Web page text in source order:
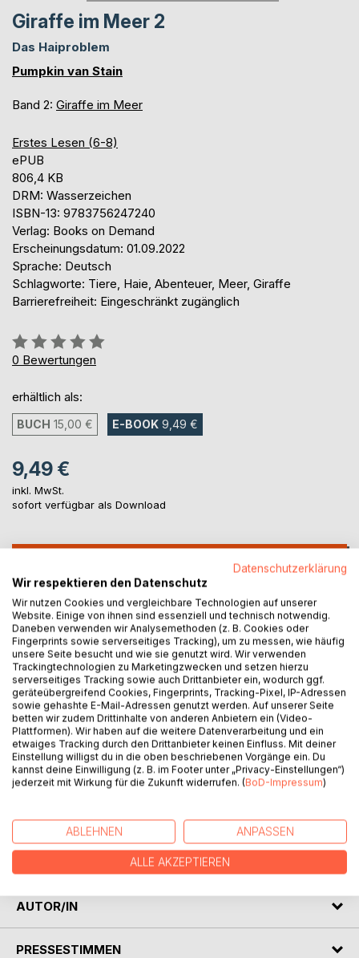
Giraffe im Meer 2
Das Haiproblem
Pumpkin van Stain
Band 2: Giraffe im Meer
Erstes Lesen (6-8)
ePUB
806,4 KB
DRM: Wasserzeichen
ISBN-13: 9783756247240
Verlag: Books on Demand
Erscheinungsdatum: 01.09.2022
Sprache: Deutsch
Schlagworte: Tiere, Haie, Abenteuer, Meer, Giraffe
Barrierefreiheit: Eingeschränkt zugänglich
Bewertung::
0%
0 Bewertungen
erhältlich als:
BUCH 15,00 € E-BOOK 9,49 €
9,49 €
inkl. MwSt.
sofort verfügbar als Download
Auf die Merkliste
Titel bewerten
BESCHREIBUNG
Drei Jahre nach dem ersten Abenteuer von Giraffe Fintja
Freunden auf eine neue Reise, auf die Suche nach einem
neuen Zuhause. Wie sich herausstellen wird, ist das gar
AUTOR/IN
PRESSESTIMMEN
Datenschutzerklärung
Wir respektieren den Datenschutz
Wir nutzen Cookies und vergleichbare Technologien auf unserer
Website. Einige von ihnen sind essenziell und technisch notwendig.
Daneben verwenden wir Analysemethoden (z. B. Cookies oder
Fingerprints sowie serverseitiges Tracking), um zu messen, wie häufig
unsere Seite besucht und wie sie genutzt wird. Wir verwenden
Trackingtechnologien zu Marketingzwecken und setzen hierzu
serverseitiges Tracking sowie auch Drittanbieter ein, wodurch ggf.
geräteübergreifend Cookies, Fingerprints, Tracking-Pixel, IP-Adressen
sowie gehashte E-Mail-Adressen genutzt werden. Auf unserer Seite
betten wir zudem Drittinhalte von anderen Anbietern ein (Video-
Plattformen). Wir haben auf die weitere Datenverarbeitung und ein
etwaiges Tracking durch den Drittanbieter keinen Einfluss. Mit deiner
Einstellung willigst du in die oben beschriebenen Vorgänge ein. Du
kannst deine Einwilligung (z. B. im Footer unter „Privacy-Einstellungen“)
jederzeit mit Wirkung für die Zukunft widerrufen. (BoD-Impressum)
ABLEHNEN ANPASSEN
ALLE AKZEPTIEREN